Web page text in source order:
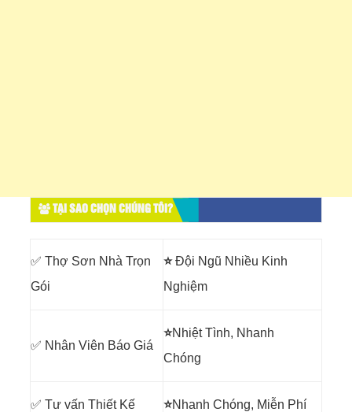
TẠI SAO CHỌN CHÚNG TÔI?
✅ Thợ Sơn Nhà Trọn
Gói
⭐Đội Ngũ Nhiều Kinh
Nghiệm
✅ Nhân Viên Báo Giá
⭐Nhiệt Tình, Nhanh
Chóng
✅ Tư vấn Thiết Kế ⭐Nhanh Chóng, Miễn Phí